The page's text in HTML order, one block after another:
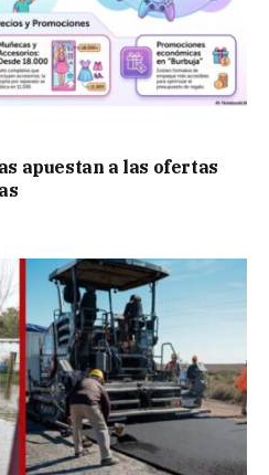
apuestan a las ofertas